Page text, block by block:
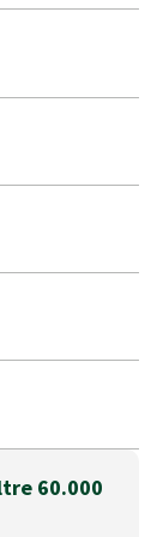
60.000